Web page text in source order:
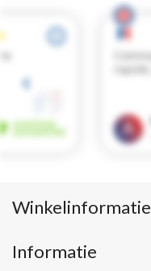
Winkelinformatie
Informatie